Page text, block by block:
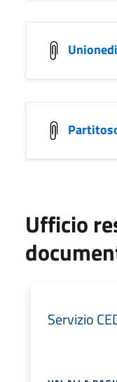
Ufficio
Servizio